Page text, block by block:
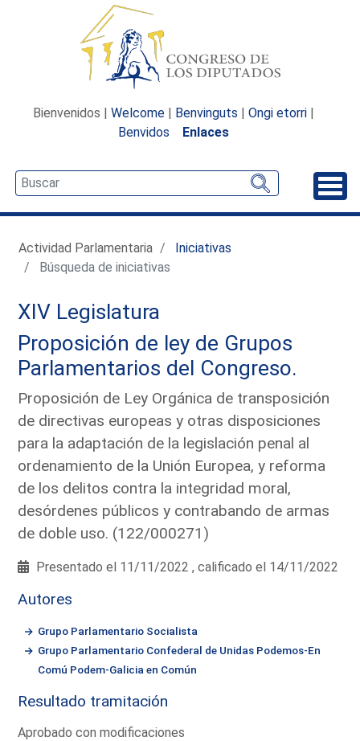
Bienvenidos | Welcome | Benvinguts | Ongi etorri |
Benvidos
Enlaces
Actividad Parlamentaria
Iniciativas
Búsqueda de iniciativas
XIV Legislatura
Proposición de ley de Grupos
Parlamentarios del Congreso.
Proposición de Ley Orgánica de transposición
de directivas europeas y otras disposiciones
para la adaptación de la legislación penal al
ordenamiento de la Unión Europea, y reforma
de los delitos contra la integridad moral,
desórdenes públicos y contrabando de armas
de doble uso. (122/000271)
Presentado el 11/11/2022 , calificado el 14/11/2022
Autores
Grupo Parlamentario Socialista
Grupo Parlamentario Confederal de Unidas Podemos-En
Comú Podem-Galicia en Común
Resultado tramitación
Aprobado con modificaciones